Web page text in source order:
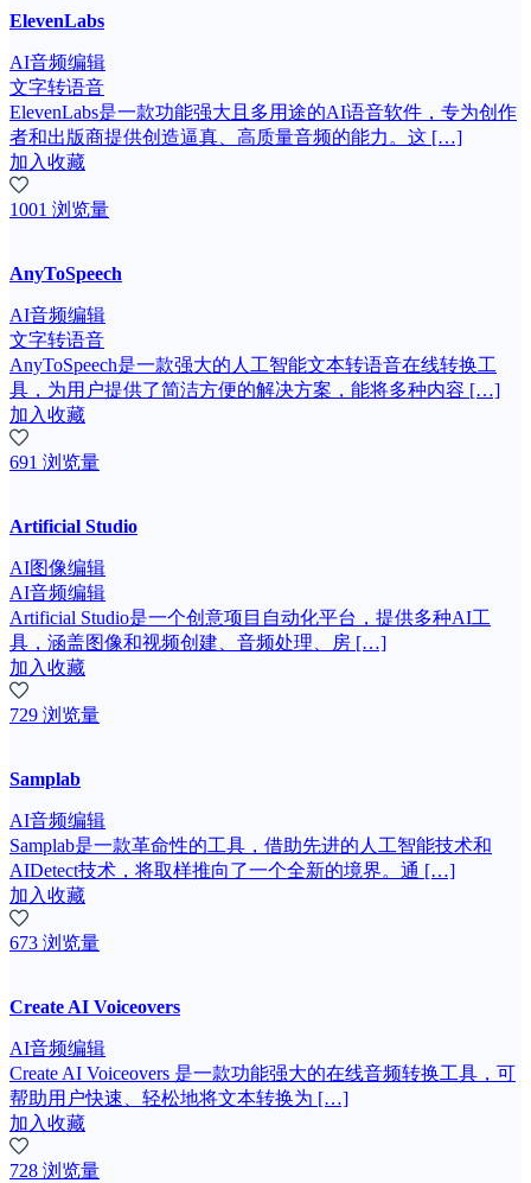
ElevenLabs
AI音频编辑
文字转语音
ElevenLabs是一款功能强大且多用途的AI语音软件，专为创作
者和出版商提供创造逼真、高质量音频的能力。这 […]
加入收藏
1001 浏览量
AnyToSpeech
AI音频编辑
文字转语音
AnyToSpeech是一款强大的人工智能文本转语音在线转换工
具，为用户提供了简洁方便的解决方案，能将多种内容 […]
加入收藏
691 浏览量
Artificial Studio
AI图像编辑
AI音频编辑
Artificial Studio是一个创意项目自动化平台，提供多种AI工
具，涵盖图像和视频创建、音频处理、房 […]
加入收藏
729 浏览量
Samplab
AI音频编辑
Samplab是一款革命性的工具，借助先进的人工智能技术和
AIDetect技术，将取样推向了一个全新的境界。通 […]
加入收藏
673 浏览量
Create AI Voiceovers
AI音频编辑
Create AI Voiceovers 是一款功能强大的在线音频转换工具，可
帮助用户快速、轻松地将文本转换为 […]
加入收藏
728 浏览量